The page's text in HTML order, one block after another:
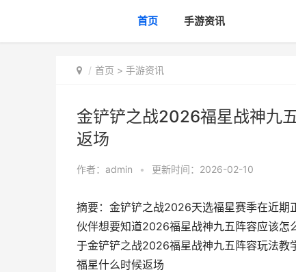
首页 手游资讯
首页 > 手游资讯
金铲铲之战2026福星战神九
返场
作者： admin • 更新时间：2026-02-10
摘要：金铲铲之战2026天选福星赛季在近期
伙伴想要知道2026福星战神九五阵容应该怎
于金铲铲之战2026福星战神九五阵容玩法
福星什么时候返场